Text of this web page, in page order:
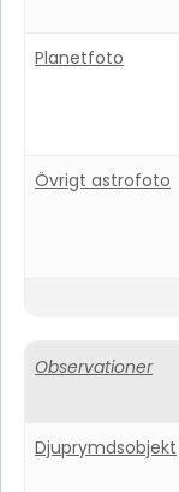
Planetfoto
Övrigt astrofoto
Observationer
Djuprymdsobjekt